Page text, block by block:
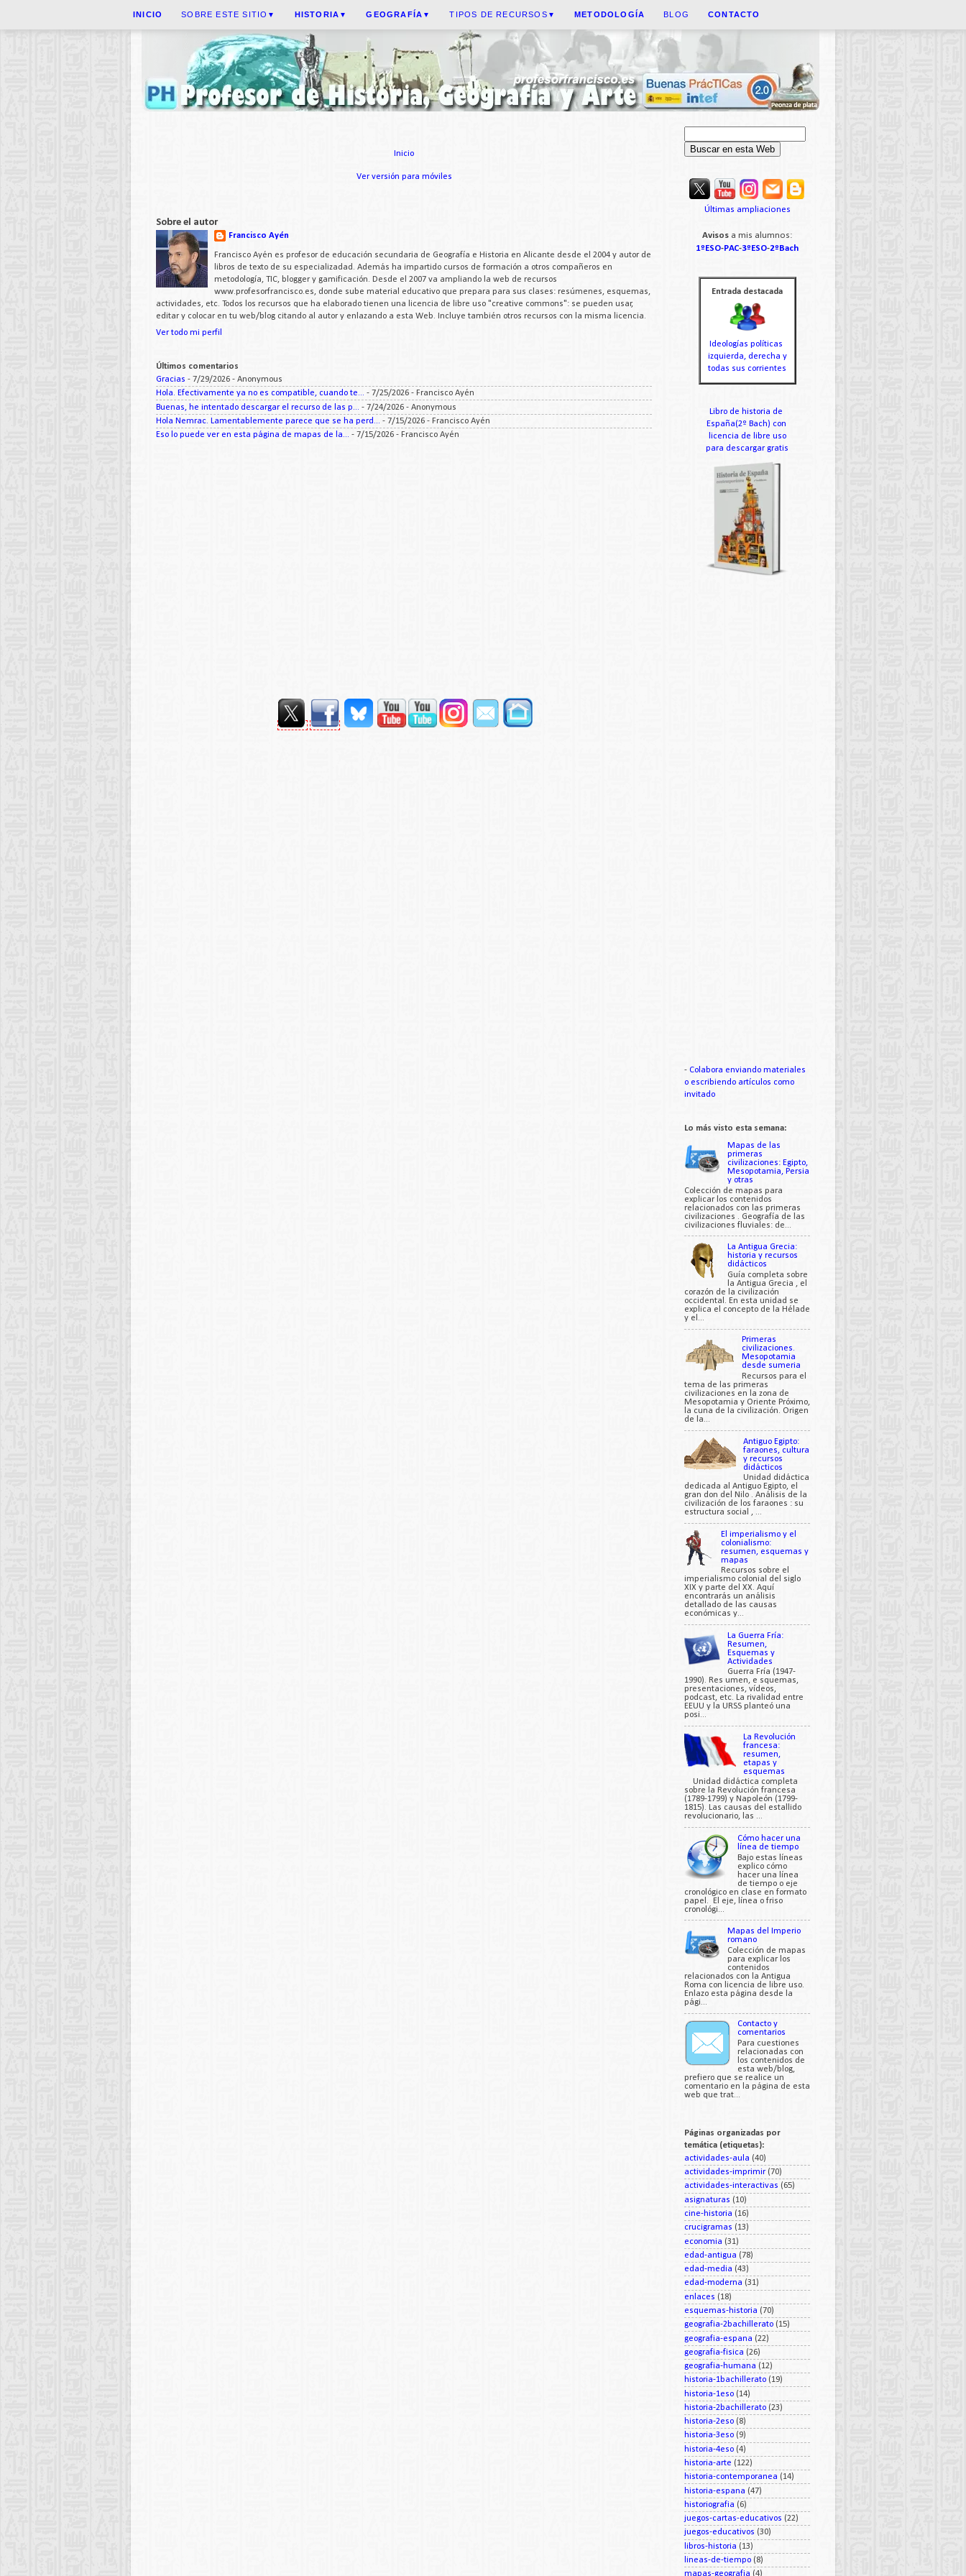
INICIO SOBRE ESTE SITIO ▼ HISTORIA ▼ GEOGRAFÍA ▼ TIPOS DE RECURSOS ▼ METODOLOGÍA BLOG CONTACTO
Inicio
Ver versión para móviles
Sobre el autor
Francisco Ayén
Francisco Ayén es profesor de educación secundaria de Geografía e Historia en Alicante desde el 2004 y autor de
libros de texto de su especializadad. Además ha impartido cursos de formación a otros compañeros en
metodología, TIC, blogger y gamificación. Desde el 2007 va ampliando la web de recursos
www.profesorfrancisco.es, donde sube material educativo que prepara para sus clases: resúmenes, esquemas,
actividades, etc. Todos los recursos que ha elaborado tienen una licencia de libre uso "creative commons": se pueden usar,
editar y colocar en tu web/blog citando al autor y enlazando a esta Web. Incluye también otros recursos con la misma licencia.
Ver todo mi perfil
Últimos comentarios
Gracias - 7/29/2026 - Anonymous
Hola. Efectivamente ya no es compatible, cuando te... - 7/25/2026 - Francisco Ayén
Buenas, he intentado descargar el recurso de las p... - 7/24/2026 - Anonymous
Hola Nemrac. Lamentablemente parece que se ha perd... - 7/15/2026 - Francisco Ayén
Eso lo puede ver en esta página de mapas de la... - 7/15/2026 - Francisco Ayén
Últimas ampliaciones
Avisos a mis alumnos:
1ºESO-PAC-3ºESO-2ºBach
Entrada destacada
Ideologías políticas
izquierda, derecha y
todas sus corrientes
Libro de historia de
España(2º Bach) con
licencia de libre uso
para descargar gratis
- Colabora enviando materiales
o escribiendo artículos como
invitado
Lo más visto esta semana:
Mapas de las
primeras
civilizaciones: Egipto,
Mesopotamia, Persia
y otras
Colección de mapas para
explicar los contenidos
relacionados con las primeras
civilizaciones . Geografía de las
civilizaciones fluviales: de...
La Antigua Grecia:
historia y recursos
didácticos
Guía completa sobre
la Antigua Grecia , el
corazón de la civilización
occidental. En esta unidad se
explica el concepto de la Hélade
y el...
Primeras
civilizaciones.
Mesopotamia
desde sumeria
Recursos para el
tema de las primeras
civilizaciones en la zona de
Mesopotamia y Oriente Próximo,
la cuna de la civilización. Origen
de la...
Antiguo Egipto:
faraones, cultura
y recursos
didácticos
Unidad didáctica
dedicada al Antiguo Egipto, el
gran don del Nilo . Análisis de la
civilización de los faraones : su
estructura social , ...
El imperialismo y el
colonialismo:
resumen, esquemas y
mapas
Recursos sobre el
imperialismo colonial del siglo
XIX y parte del XX. Aquí
encontrarás un análisis
detallado de las causas
económicas y...
La Guerra Fría:
Resumen,
Esquemas y
Actividades
Guerra Fría (1947-
1990). Res umen, e squemas,
presentaciones, vídeos,
podcast, etc. La rivalidad entre
EEUU y la URSS planteó una
posi...
La Revolución
francesa:
resumen,
etapas y
esquemas
Unidad didáctica completa
sobre la Revolución francesa
(1789-1799) y Napoleón (1799-
1815). Las causas del estallido
revolucionario, las ...
Cómo hacer una
línea de tiempo
Bajo estas líneas
explico cómo
hacer una línea
de tiempo o eje
cronológico en clase en formato
papel. El eje, línea o friso
cronológi...
Mapas del Imperio
romano
Colección de mapas
para explicar los
contenidos
relacionados con la Antigua
Roma con licencia de libre uso.
Enlazo esta página desde la
pági...
Contacto y
comentarios
Para cuestiones
relacionadas con
los contenidos de
esta web/blog,
prefiero que se realice un
comentario en la página de esta
web que trat...
Páginas organizadas por
temática (etiquetas):
actividades-aula (40)
actividades-imprimir (70)
actividades-interactivas (65)
asignaturas (10)
cine-historia (16)
crucigramas (13)
economia (31)
edad-antigua (78)
edad-media (43)
edad-moderna (31)
enlaces (18)
esquemas-historia (70)
geografia-2bachillerato (15)
geografia-espana (22)
geografia-fisica (26)
geografia-humana (12)
historia-1bachillerato (19)
historia-1eso (14)
historia-2bachillerato (23)
historia-2eso (8)
historia-3eso (9)
historia-4eso (4)
historia-arte (122)
historia-contemporanea (14)
historia-espana (47)
historiografia (6)
juegos-cartas-educativos (22)
juegos-educativos (30)
libros-historia (13)
lineas-de-tiempo (8)
mapas-geografia (4)